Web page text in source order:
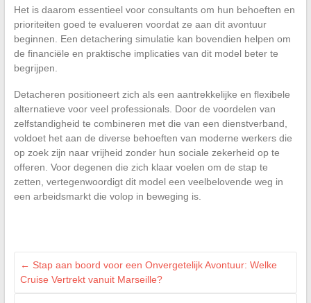
Het is daarom essentieel voor consultants om hun behoeften en
prioriteiten goed te evalueren voordat ze aan dit avontuur
beginnen. Een detachering simulatie kan bovendien helpen om
de financiële en praktische implicaties van dit model beter te
begrijpen.
Detacheren positioneert zich als een aantrekkelijke en flexibele
alternatieve voor veel professionals. Door de voordelen van
zelfstandigheid te combineren met die van een dienstverband,
voldoet het aan de diverse behoeften van moderne werkers die
op zoek zijn naar vrijheid zonder hun sociale zekerheid op te
offeren. Voor degenen die zich klaar voelen om de stap te
zetten, vertegenwoordigt dit model een veelbelovende weg in
een arbeidsmarkt die volop in beweging is.
← Stap aan boord voor een Onvergetelijk Avontuur: Welke
Cruise Vertrekt vanuit Marseille?